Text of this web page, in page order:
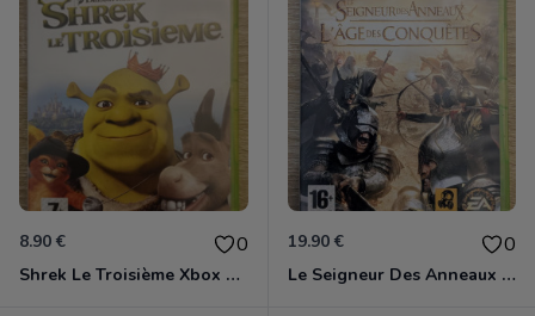
8.90 € 0
Shrek Le Troisième Xbox 360
19.90 € 0
Le Seigneur Des Anneaux - L'âge Des Conquêtes Xbox 360